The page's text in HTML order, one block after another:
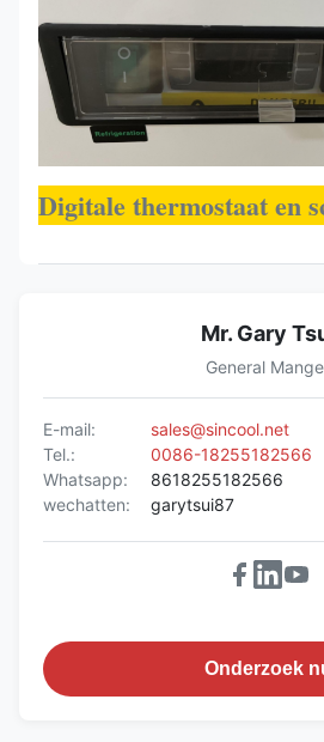
Digitale thermostaat en
Mr. Gary
General
E-mail:
sales@sincool.net
Tel.:
0086-18255182566
Whatsapp:
8618255182566
wechatten:
garytsui87
Onderzoek